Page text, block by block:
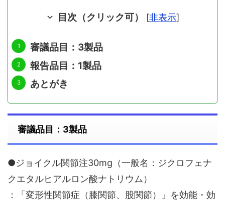
目次（クリック可） [非表示]
審議品目：3製品
報告品目：1製品
あとがき
審議品目：3製品
●ジョイクル関節注30mg（一般名：ジクロフェナ
クエタルヒアルロン酸ナトリウム）
：「変形性関節症（膝関節、股関節）」を効能・効